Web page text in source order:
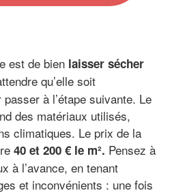
est de bien laisser sécher
qu’elle soit
à l’étape suivante. Le
des matériaux utilisés,
climatiques. Le prix de la
40 et 200 € le m². Pensez à
à l’avance, en tenant
et inconvénients : une fois